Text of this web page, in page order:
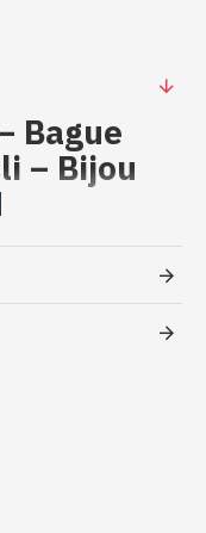
Bague
– Bijou
Bague
Lapis Lazuli
LZ-224)